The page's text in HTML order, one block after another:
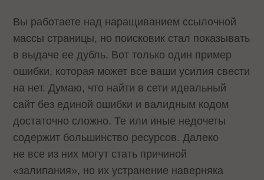
Вы работаете над наращиванием ссылочной
массы страницы, но поисковик стал показывать
в выдаче ее дубль. Вот только один пример
ошибки, которая может все ваши усилия свести
на нет. Думаю, что найти в сети идеальный
сайт без единой ошибки и валидным кодом
достаточно сложно. Те или иные недочеты
содержит большинство ресурсов. Далеко
не все из них могут стать причиной
«залипания», но их устранение наверняка